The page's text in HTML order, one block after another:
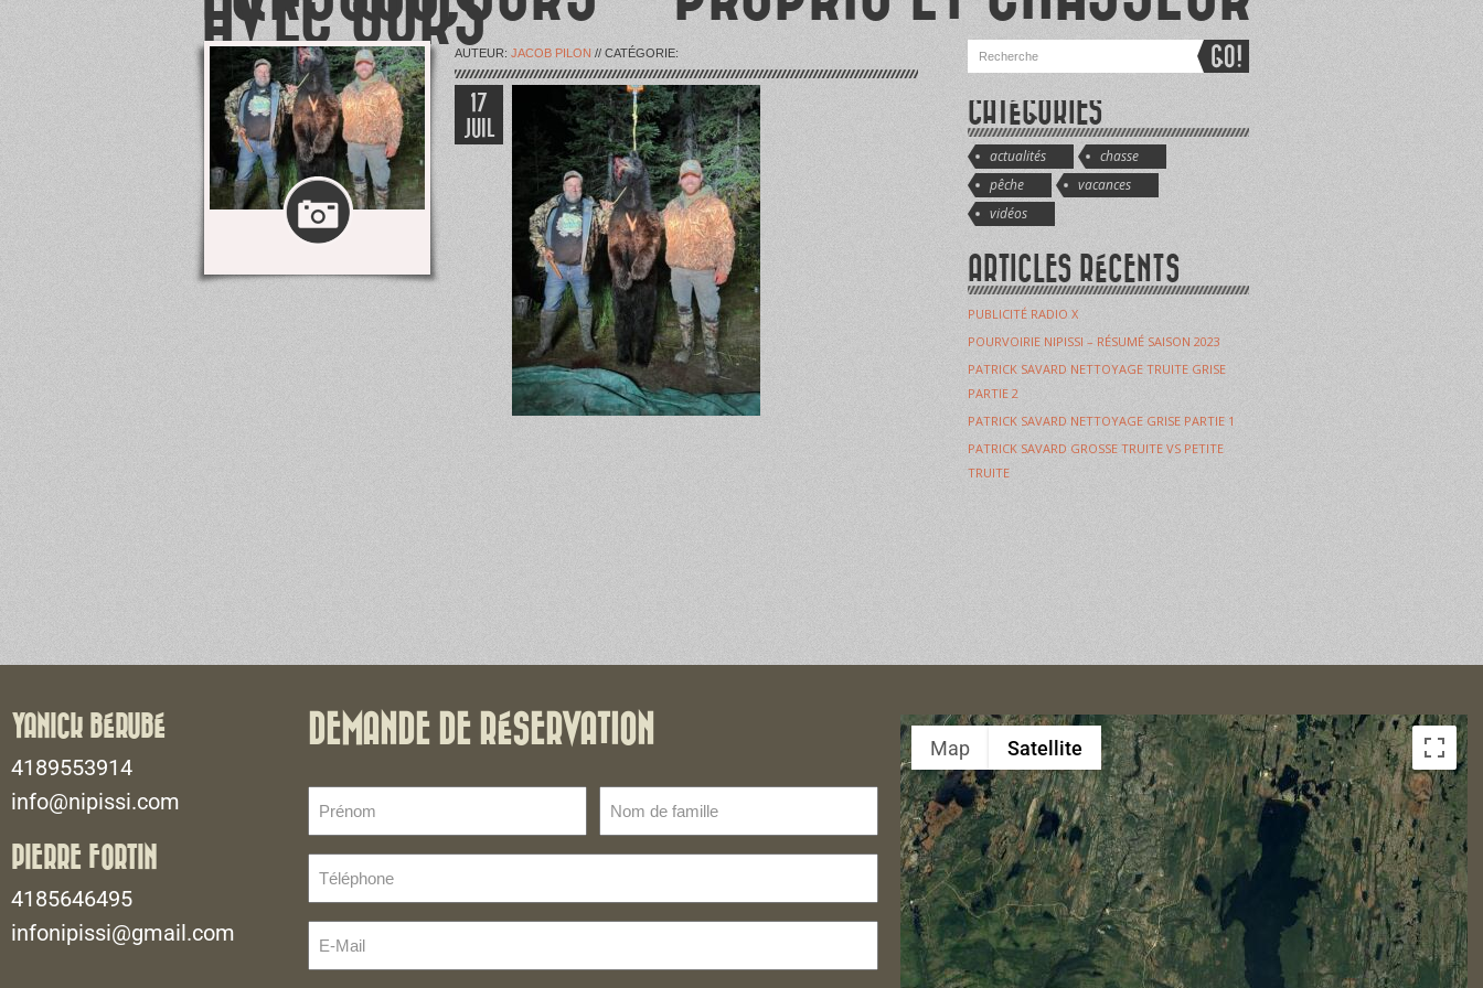
AVEC OURS
AUTEUR: JACOB PILON // CATÉGORIE:
17
JUIL
CATÉGORIES
actualités
chasse
pêche
vacances
vidéos
ARTICLES RÉCENTS
PUBLICITÉ RADIO X
POURVOIRIE NIPISSI – RÉSUMÉ SAISON 2023
PATRICK SAVARD NETTOYAGE TRUITE GRISE
PARTIE 2
PATRICK SAVARD NETTOYAGE GRISE PARTIE 1
PATRICK SAVARD GROSSE TRUITE VS PETITE
TRUITE
YANICK BÉRUBÉ
4189553914
info@nipissi.com
PIERRE FORTIN
4185646495
infonipissi@gmail.com
DEMANDE DE RÉSERVATION
(Nécessaire)
de
(Nécessaire)
Mail
Map Satellite